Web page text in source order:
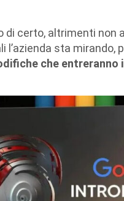
di certo, altrimenti non
sta mirando,
che entreranno